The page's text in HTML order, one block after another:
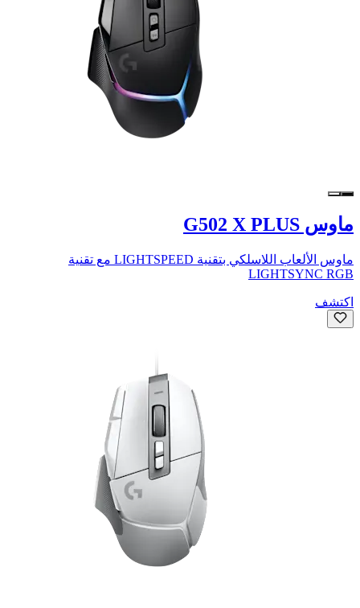
ماوس G502 X PLUS
ماوس الألعاب اللاسلكي بتقنية LIGHTSPEED مع تقنية
LIGHTSYNC RGB
اكتشف